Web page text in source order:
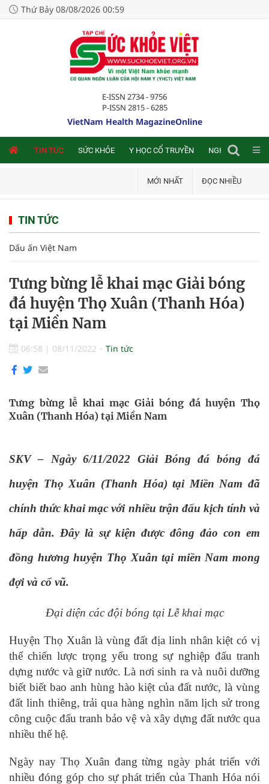
Thứ Bảy 08/08/2026 00:59
E-ISSN 2734 - 9756
P-ISSN 2815 - 6285
VietNam Health MagazineOnline
TIN TỨC SỨC KHỎE Y HỌC CỔ TRUYỀN NGHIÊN CỨU
MỚI NHẤT ĐỌC NHIỀU
TIN TỨC
Dấu ấn Việt Nam
Tưng bừng lễ khai mạc Giải bóng
đá huyện Thọ Xuân (Thanh Hóa)
tại Miền Nam
06:58 | 08/11/2022 Tin tức
Tưng bừng lễ khai mạc Giải bóng đá huyện Thọ
Xuân (Thanh Hóa) tại Miền Nam
SKV – Ngày 6/11/2022 Giải Bóng đá bóng đá
huyện Thọ Xuân (Thanh Hóa)tại Miền Nam đã
chínhthức khai mạc với nhiều trận đấu kịch tính và
hấp dẫn. Đây là sự kiện được đông đảo con em
đồng hương huyện Thọ Xuân tại miền Nam mong
đợi và cổ vũ.
Đại diện các đội bóng tại Lễ khai mạc
Huyện Thọ Xuân là vùng đất địa linh nhân kiệt có vị
thế chiến lược trọng yếu trong sự nghiệp đấu tranh
dựng nước và giữ nước. Là nơi sinh ra và nuôi dưỡng
biết biết bao anh hùng hào kiệt của đất nước, là vùng
đất linh thiêng, trải qua hàng nghìn năm lịch sử trong
công cuộc đấu tranh bảo vệ và xây dựng đất nước qua
nhiều thế hệ.
Ngày nay Thọ Xuân đang từng ngày phát triển với
nhiều đóng góp cho sự phát triển của Thanh Hóa nói